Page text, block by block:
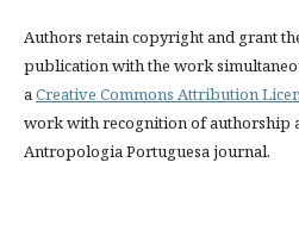
Authors retain copyright and grant
publication with the work
aCreative Commons Attribution
work with recognition of authorship
Antropologia Portuguesa journal.